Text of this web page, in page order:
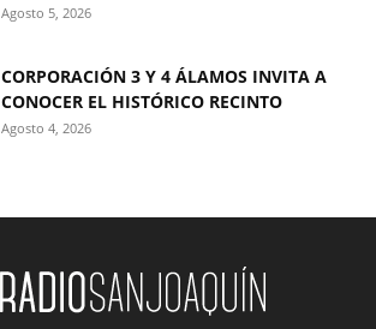
Agosto 5, 2026
CORPORACIÓN 3 Y 4 ÁLAMOS INVITA A
CONOCER EL HISTÓRICO RECINTO
Agosto 4, 2026